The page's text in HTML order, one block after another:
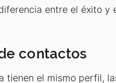
entre el éxito y
contactos
tienen el mismo perfil,